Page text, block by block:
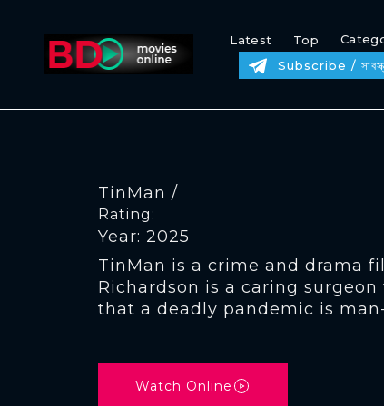
Latest Top
Subscribe /
TinMan /
Rating:
Year: 2025
TinMan is a crime and drama
Richardson is a caring surgeon
that a deadly pandemic is
Watch Online